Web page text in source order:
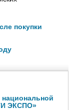
покупки
ЭКСПО»